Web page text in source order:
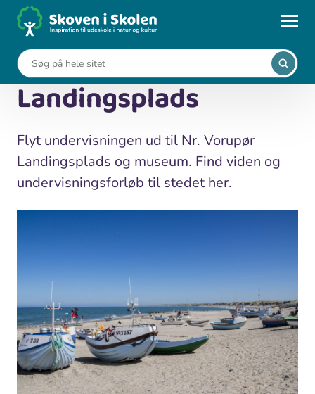
... Kort Vorupør Landingsplads
Vorupør
Landingsplads
Flyt undervisningen ud til Nr. Vorupør
Landingsplads og museum. Find viden og
undervisningsforløb til stedet her.